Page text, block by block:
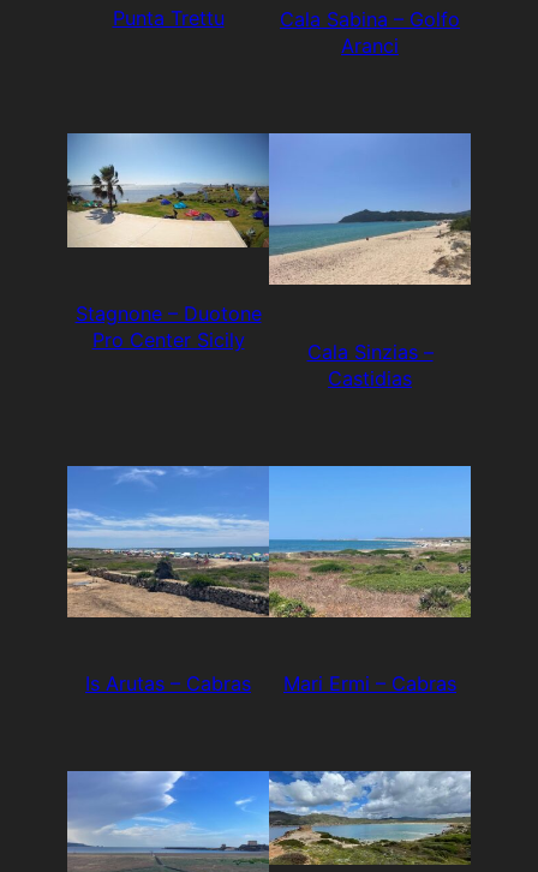
Punta Trettu
Cala Sabina – Golfo
Aranci
Stagnone – Duotone
Pro Center Sicily
Cala Sinzias –
Castidias
Is Arutas – Cabras Mari Ermi – Cabras